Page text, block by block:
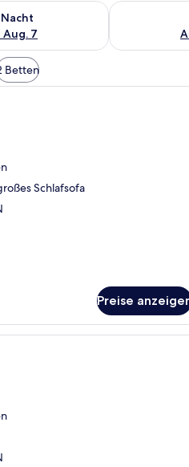
Aug. 7
für heute Nacht, Aug. 6
Überprüfe
Betten
Ein modernes Zimmer mit
Schlafsofa
Preise
Ein Hotelzimmer mit einem